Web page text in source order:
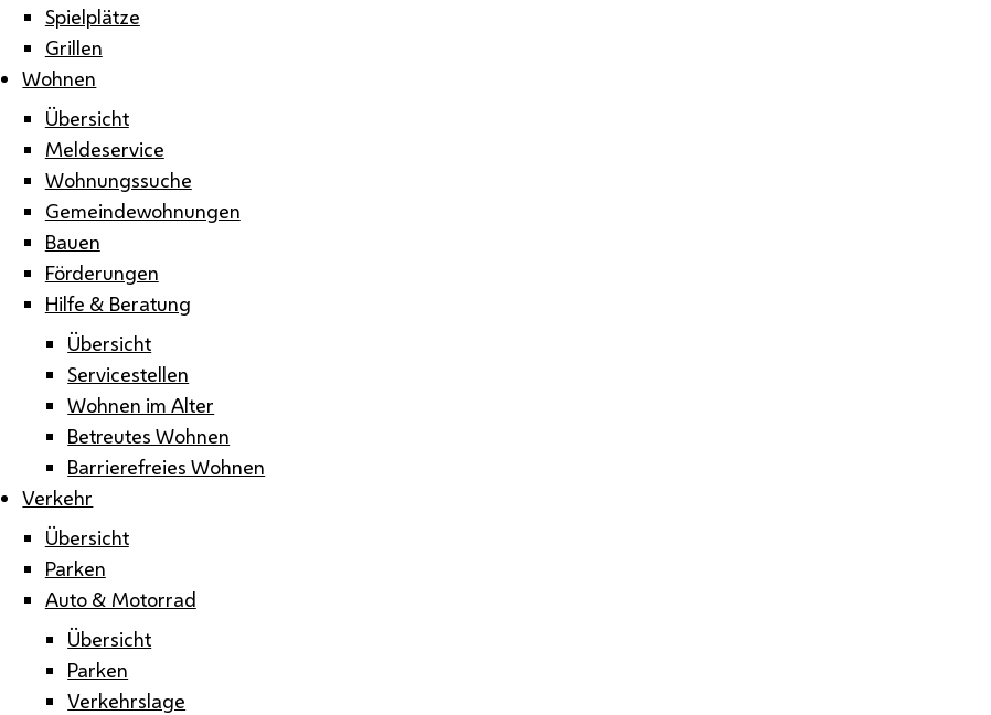
Spielplätze
Grillen
Wohnen
Übersicht
Meldeservice
Wohnungssuche
Gemeindewohnungen
Bauen
Förderungen
Hilfe & Beratung
Übersicht
Servicestellen
Wohnen im Alter
Betreutes Wohnen
Barrierefreies Wohnen
Verkehr
Übersicht
Parken
Auto & Motorrad
Übersicht
Parken
Verkehrslage